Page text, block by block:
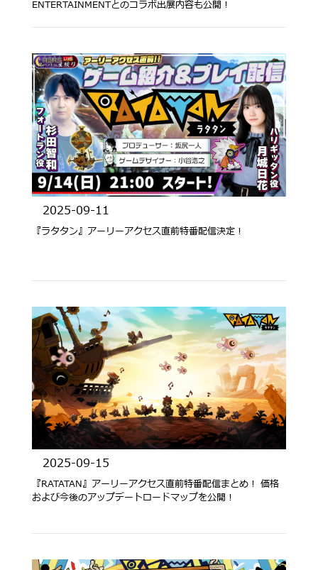
ENTERTAINMENTとのコラボ出展内容も公開！
2025-09-11
『ラタタン』アーリーアクセス直前特番配信決定！
2025-09-15
『RATATAN』アーリーアクセス直前特番配信まとめ！ 価格
および今後のアップデートロードマップを公開！